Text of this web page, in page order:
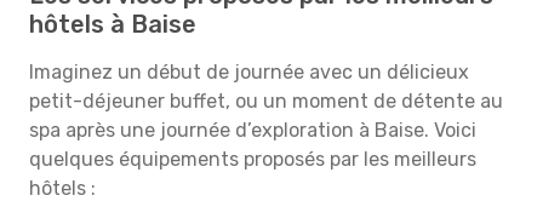
hôtels à Baise
Imaginez un début de journée avec un délicieux
petit-déjeuner buffet, ou un moment de détente au
spa après une journée d’exploration à Baise. Voici
quelques équipements proposés par les meilleurs
hôtels :